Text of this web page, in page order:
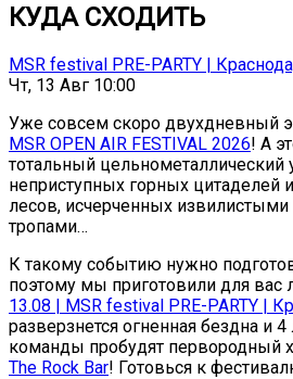
КУДА СХОДИТЬ
MSR festival PRE-PARTY |
Чт, 13 Авг 10:00
Уже совсем скоро двухдневный
MSR OPEN AIR FESTIVAL 2026! А
тотальный цельнометаллический
неприступных горных цитаделей
лесов, исчерченных
тропами…
К такому событию нужно
поэтому мы приготовили для
13.08 | MSR festival PRE-PARTY |
разверзнется огненная бездна и
команды пробудят первородный
The Rock Bar! Готовься к